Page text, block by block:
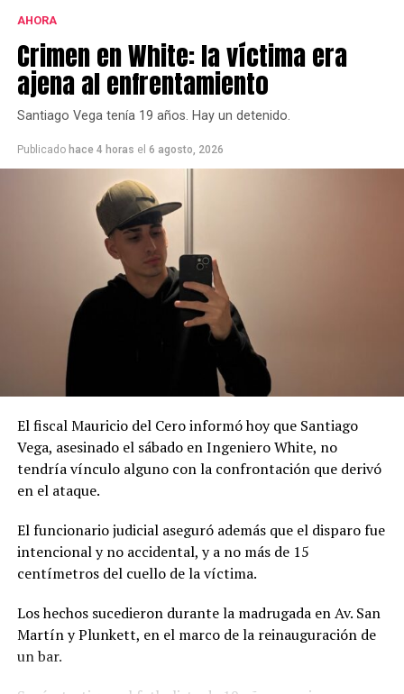
AHORA
Crimen en White: la víctima era
ajena al enfrentamiento
Santiago Vega tenía 19 años. Hay un detenido.
Publicado hace 4 horas el 6 agosto, 2026
El fiscal Mauricio del Cero informó hoy que Santiago
Vega, asesinado el sábado en Ingeniero White, no
tendría vínculo alguno con la confrontación que derivó
en el ataque.
El funcionario judicial aseguró además que el disparo fue
intencional y no accidental, y a no más de 15
centímetros del cuello de la víctima.
Los hechos sucedieron durante la madrugada en Av. San
Martín y Plunkett, en el marco de la reinauguración de
un bar.